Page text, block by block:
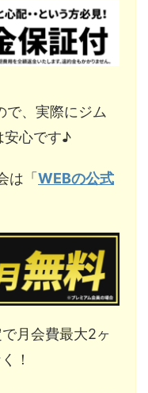
で、実際にジム
安心です♪
は「 WEBの公式
月会費最大2ヶ
！